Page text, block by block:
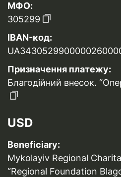
МФО:
305299
IBAN-код:
Призначення платежу:
Благодійний внесок.
USD
Beneficiary:
Mykolayiv Regional
“Regional Foundation